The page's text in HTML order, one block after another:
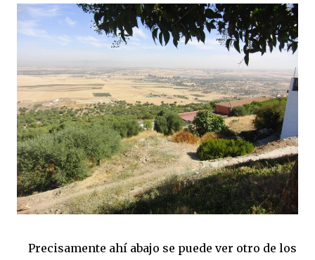
Precisamente ahí abajo se puede ver otro de los